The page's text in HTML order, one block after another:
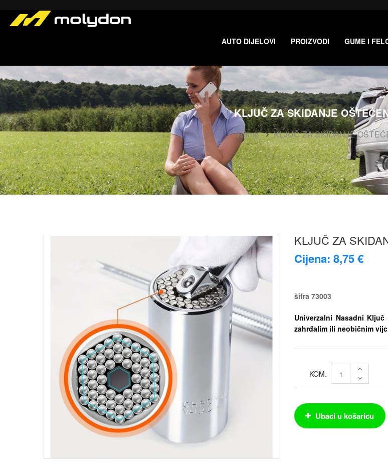
AUTO DIJELOVI PROIZVODI GUME I
KLJUČ ZA SKIDANJE
Home KLJUČ ZA SKIDANJE
KLJUČ ZA
Cijena: 8,75 €
šifra 73003
Univerzalni Nasadni
zahrđalim ili neobičnim
KOM.